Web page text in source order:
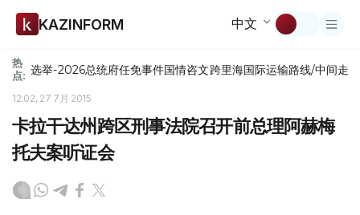
KAZINFORM 中文
热
点: 选举-2026总统府任免事件国情咨文跨里海国际运输路线/中间走廊
12:02, 27 7月 2015
卡拉干达州跨区刑事法院召开前总理阿赫梅
托夫案听证会